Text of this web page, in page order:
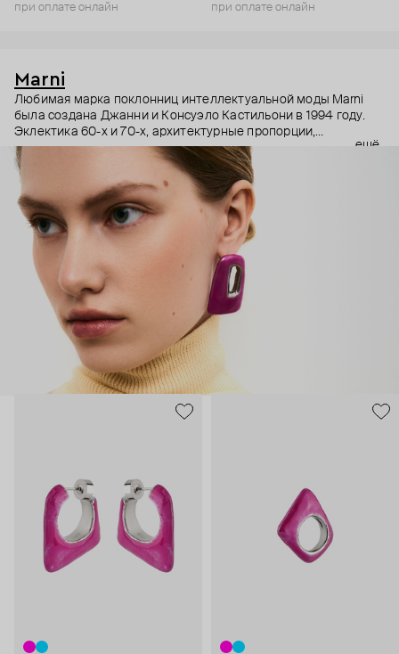
при оплате онлайн
при оплате онлайн
Marni
Любимая марка поклонниц интеллектуальной моды Marni
была создана Джанни и Консуэло Кастильони в 1994 году.
Эклектика 60-х и 70-х, архитектурные пропорции,
необычный взгляд на простые силуэты и, разумеется,
заметные украшения – Дом Marni уже двадцать лет верен
своему неподражаемому почерку, а коллаборации с
молодыми художниками привносят в него новые штрихи.
ещё